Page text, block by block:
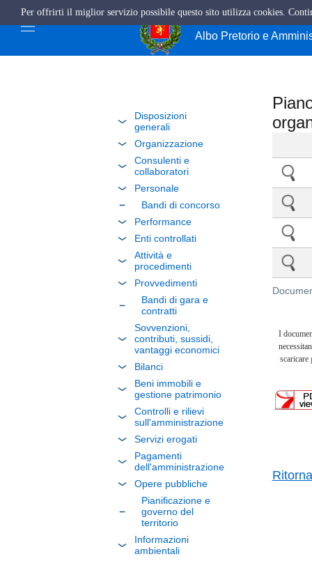
Comune di
Albo Pretorio e
Disposizioni
generali
Organizzazione
Consulenti e
collaboratori
Personale
Bandi di concorso
Performance
Enti controllati
Attività e
procedimenti
Provvedimenti
Bandi di gara e
contratti
Sovvenzioni,
contributi, sussidi,
vantaggi economici
Bilanci
Beni immobili e
gestione patrimonio
Controlli e rilievi
sull'amministrazione
Servizi erogati
Pagamenti
dell'amministrazione
Opere pubbliche
Pianificazione e
governo del
territorio
Informazioni
ambientali
I
scaricare
Per offrirti il miglior servizio possibile questo sito utilizza cookies.